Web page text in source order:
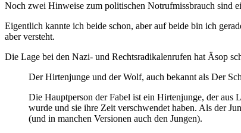
Noch zwei Hinweise zum politischen Notrufmissbrauch sind
Eigentlich kannte ich beide schon, aber auf beide bin ich
aber versteht.
Die Lage bei den Nazi- und Rechtsradikalenrufen hat Äsop
Der Hirtenjunge und der Wolf, auch bekannt als Der
Die Hauptperson der Fabel ist ein Hirtenjunge, der
wurde und sie ihre Zeit verschwendet haben. Als der
(und in manchen Versionen auch den Jungen).